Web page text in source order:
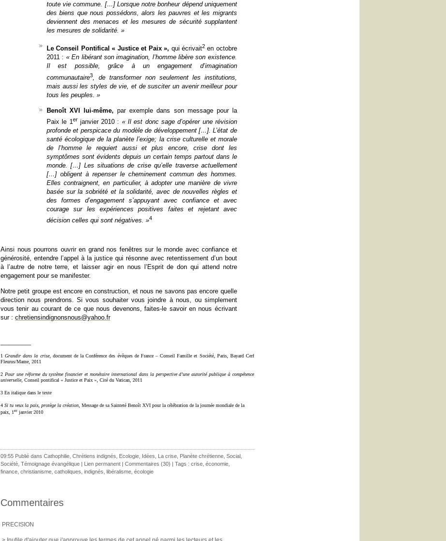
toute vie commune. […] Lorsque notre bonheur dépend uniquement
des biens que nous possédons, alors les pauvres et les migrants
deviennent des menaces et les mesures de sécurité supplantent
les mesures de solidarité. »
Le Conseil Pontifical « Justice et Paix », qui écrivait2en octobre
2011 : « En libérant son imagination, l’homme libère son existence.
Il est possible, grâce à un engagement d’imagination
communautaire3
, de transformer non seulement les institutions,
mais aussi les styles de vie, et de susciter un avenir meilleur pour
tous les peuples. »
Benoît XVI lui-même,par exemple dans son message pour la
Paix le 1er janvier 2010 : « Il est donc sage d’opérer une révision
profonde et perspicace du modèle de développement […]. L’état de
santé écologique de la planète l’exige; la crise culturelle et morale
de l’homme le requiert aussi et plus encore, crise dont les
symptômes sont évidents depuis un certain temps partout dans le
monde. […] Les situations de crise qu’elle traverse actuellement
[…] obligent à repenser le cheminement commun des hommes.
Elles contraignent, en particulier, à adopter une manière de vivre
basée sur la sobriété et la solidarité, avec de nouvelles règles et
des formes d’engagement s’appuyant avec confiance et avec
courage sur les expériences positives faites et rejetant avec
décision celles qui sont négatives. »4
Ainsi nous pourrons ouvrir en grand nos fenêtres sur le monde avec confiance et
générosité, entendre l’appel à la justice qui résonne avec retentissement d’un bout
à l’autre de notre terre, et laisser agir en nous l’Esprit de don qui attend notre
engagement pour se manifester.
Notre petit groupe est encore en construction, et nous ne savons pas encore quelle
direction nous prendrons. Si vous souhaiter vous joindre à nous, ou simplement
vous tenir au courant de ce que nous devenons, faites-le savoir en nous écrivant
sur : chretiensindignonsnous@yahoo.fr
1 Grandir dans la crise, document de la Conférence des évêques de France – Conseil Famille et Société, Paris, Bayard Cerf
Fleurus/Mame, 2011
2 Pour une réforme du système financier et monétaire international dans la perspective d’une autorité publique à compétence
universelle, Conseil pontifical « Justice et Paix », Cité du Vatican, 2011
3 En italique dans le texte
4 Si tu veux la paix, protège la création, Message de sa Sainteté Benoît XVI pour la célébration de la journée mondiale de la
paix, 1 er janvier 2010
09:55 Publié dans Cathophilie Chrétiens indignés Ecologie Idées La crise Planète chrétienne Social
Société Témoignage évangélique | Lien permanent | Commentaires (30) | Tags : crise économie
finance christianisme catholiques indignés libéralisme écologie
Commentaires
PRECISION